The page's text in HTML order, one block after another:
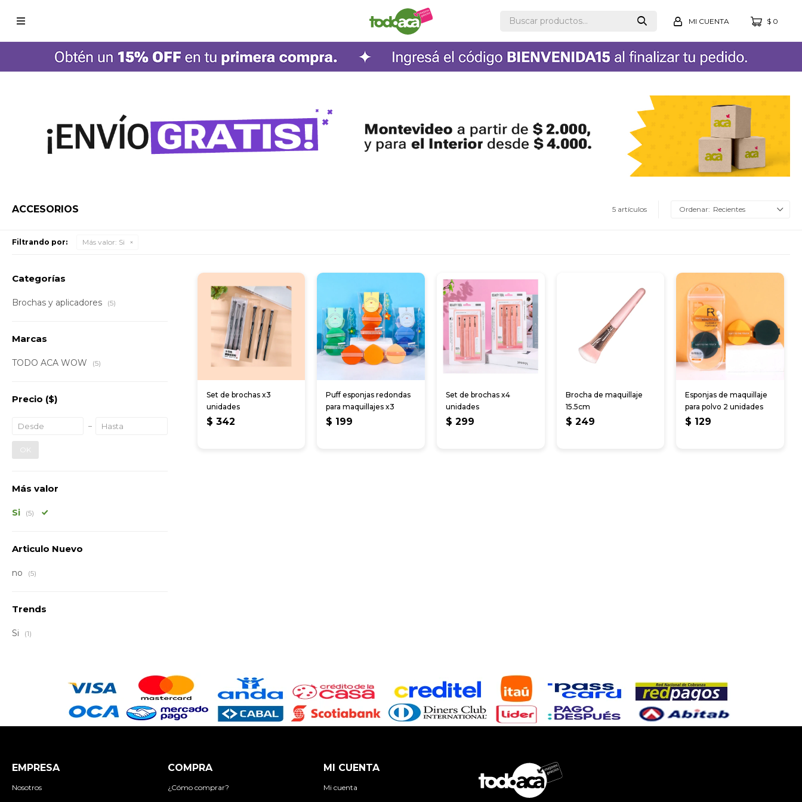
$ 0

ACCESORIOS 5 artículos Recientes
Filtrando por: Más valor: Si
Set de brochas x3
unidades
$ 342
Puff esponjas redondas
para maquillajes x3
$ 199
Set de brochas x4
unidades
$ 299
Brocha de maquillaje
15.5cm
$ 249
Esponjas de maquillaje
para polvo 2 unidades
$ 129
Categorías
Brochas y aplicadores (5)
Marcas
TODO ACA WOW (5)
Precio ($)
OK
Más valor
Si (5)
Articulo Nuevo
no (5)
Trends
Si (1)
EMPRESA
Nosotros
COMPRA
¿Cómo comprar?
MI CUENTA
Mi cuenta